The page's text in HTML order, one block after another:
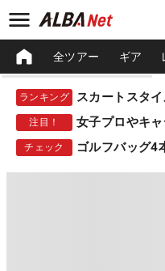
全ツアー ギア
ランキング スカートスタ
注目！
チェック